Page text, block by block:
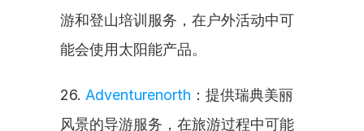
游和登山培训服务，在户外活动中可
能会使用太阳能产品。
26. Adventurenorth ：提供瑞典美丽
风景的导游服务，在旅游过程中可能